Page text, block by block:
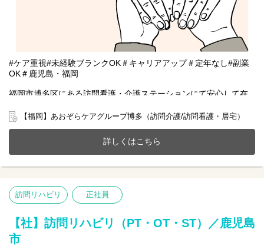
#ケア重視#未経験ブランクOK＃キャリアアップ＃定年なし#副業
OK＃鹿児島・福岡
福岡市博多区にある訪問看護・介護ステーションにて安心して在
20～70代まで幅広い年齢層の方が活躍中です。
今までのご経験やスキルを当社で発揮して頂ける方を募集してい
【仕事内容】訪問リハビリ業務全般 ※直行直帰OK
訪問看護ステーションからご利用者様宅を訪問し、一人一人に寄
●健康状態の観察（バイタルチェックなど）
●利用者様へのリハビリテーション
●食事や文字書き取りの訓練など
【福岡】あおぞらケアグループ博多（訪問介護/訪問看護・居宅）
詳しくはこちら
訪問リハビリ 正社員
【社】訪問リハビリ（PT・OT・ST）／鹿児島
市